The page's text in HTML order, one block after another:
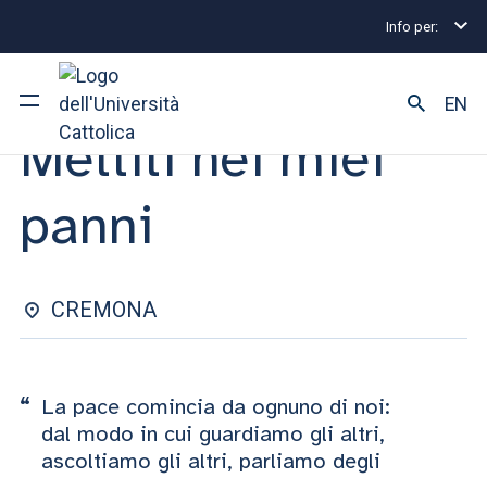
Info per:
Ateneo
Corsi di studio
Ricerca
Facoltà e campus
SEI UNO STUDENTE ISCRITTO?
EN
Eventi Cremona Mettiti nei miei panni
EVENTO | 14 APRILE 2026
Mettiti nei miei
panni
CREMONA
La pace comincia da ognuno di noi:
dal modo in cui guardiamo gli altri,
ascoltiamo gli altri, parliamo degli